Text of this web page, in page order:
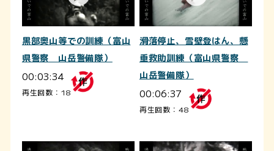
黒部奥山等での訓練（富山
県警察 山岳警備隊）
00:03:34
再生回数：18
滑落停止、雪壁登はん、懸
垂救助訓練（富山県警察
山岳警備隊）
00:06:37
再生回数：48